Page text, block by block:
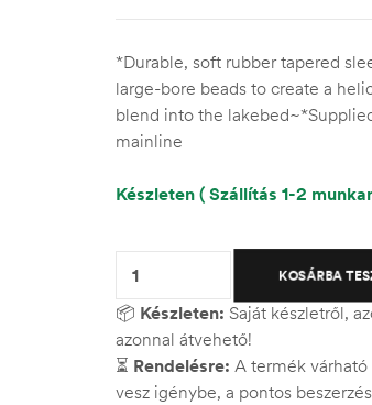
*Durable, soft rubber tapered
large-bore beads to create a
blend into the
mainline
Készleten ( Szállítás 1-2
KOSÁRBA
📦 Készleten: Saját készletről,
azonnal átvehető!
⏳ Rendelésre: A termék
vesz igénybe, a pontos